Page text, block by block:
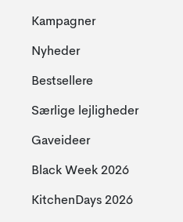
Kampagner
Nyheder
Bestsellere
Særlige lejligheder
Gaveideer
Black Week 2026
KitchenDays 2026